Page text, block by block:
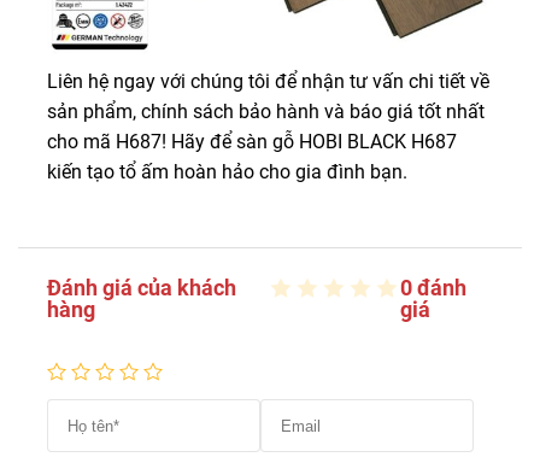
Liên hệ ngay với chúng tôi để nhận tư vấn chi tiết về
sản phẩm, chính sách bảo hành và báo giá tốt nhất
cho mã H687! Hãy để sàn gỗ HOBI BLACK H687
kiến tạo tổ ấm hoàn hảo cho gia đình bạn.
Đánh giá của khách
hàng
0 đánh
giá